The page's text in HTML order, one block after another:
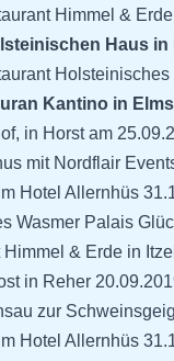
Himmel &
Haus in
Kantino in
in Horst am
mit Nordflair
Hotel Allernhüs
Wasmer Palais
& Erde in
in Reher
zur
Hotel Allernhüs